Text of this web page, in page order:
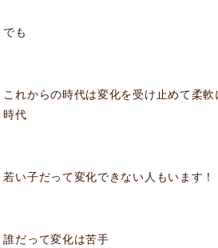
でも
これからの時代は変化を受け止めて柔
時代
若い子だって変化できない人もいます！
誰だって変化は苦手